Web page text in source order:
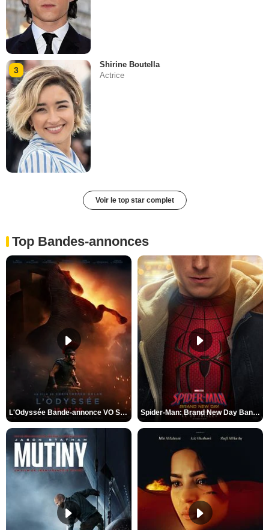
3
Shirine Boutella
Actrice
Voir le top star complet
Top Bandes-annonces
L'Odyssée Bande-annonce VO STFR Spider-Man: Brand New Day Bande-annonce VO STFR